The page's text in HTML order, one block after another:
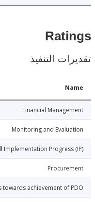
التنفيذ
Financial
Monitoring and
Overall Implementation
Progress towards achievement of